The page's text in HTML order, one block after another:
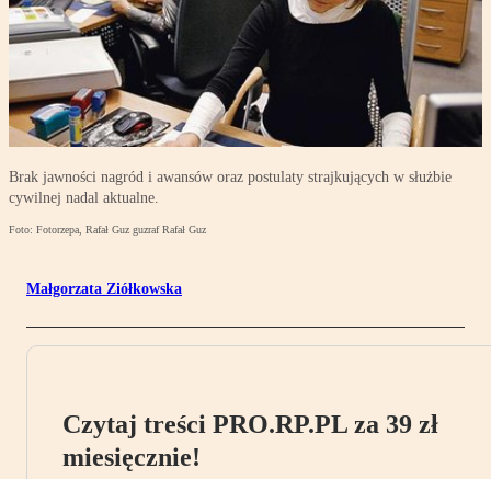
Brak jawności nagród i awansów oraz postulaty strajkujących w służbie
cywilnej nadal aktualne.
Foto: Fotorzepa, Rafał Guz guzraf Rafał Guz
Małgorzata Ziółkowska
Czytaj treści PRO.RP.PL za 39 zł
miesięcznie!